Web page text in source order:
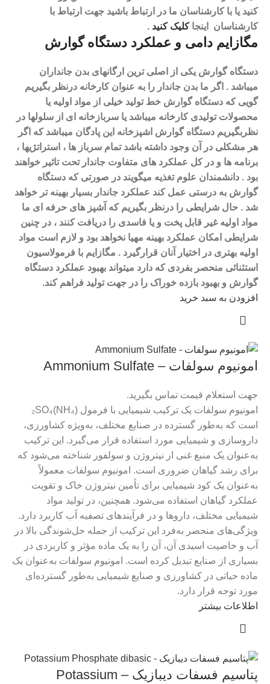
کنید یا با کارشناسان ما در ارتباط باشید جهت ارتباط با
کارشناسان اینجاکلیک کنید .
مگازایم دامی و عملکرد دستگاه گوارش
دستگاه گوارش یکی از اصلی ترین ارگانهای بدن جانداران
میباشد . اگر ما بدن جاندار را به عنوان کارخانه درنظر بگیریم
گویی که دستگاه گوارش خط تولید خیلی از مواد اولیه یا
محصولات تولیدی کارخانه میباشد یا سربازخانه ای از سلولها در
نظربگیریم دستگاه گوارش اشپزخانه این پادگان میباشد که اگر
هر مشکلی در آن وجود داشته باشد تمام سرباز ها ، استراتژیها ،
برنامه ها و در کل عملکرد های متفاوت جاندار تحت تاثیر خواهند
بود . دانشمندان علوم تغذیه میگویند در صورتی که دستگاه
گوارش به درستی عمل کند عملکرد جاندار بسیار بهینه تر خواهد
شد . حال شرایطی را درنظر بگیریم که آشپز های حرفه ای ما
مواد اولیه غیر قابل پخت و یا فاسدی را دریافت کنند ، در چنین
شرایطی امکان عملکرد بهینه مهیا نخواهد بود و لازم است مواد
اولیه بهتری در اختیار آنان قرارگیرد . مگازایم با فرمولاسیون
استثنائی منحصر بفردی که دارد میتواند بهبود عملکرد دستگاه
گوارش و بهبود بازده خوراک را در جهت تولید فراهم کند.
افزودن به سبد خرید
امونیوم سولفات – Ammonium Sulfate
جهت استعلام قیمت تماس بگیرید.
امونیوم سولفات یک ترکیب شیمیایی با فرمول (NH₄)₂SO₄
است که به‌طور گسترده در صنایع مختلف، به‌ویژه کشاورزی،
داروسازی و شیمیایی مورد استفاده قرار می‌گیرد. این ترکیب
به‌عنوان یک منبع غنی از نیتروژن و سولفور شناخته می‌شود که
برای رشد گیاهان ضروری است. امونیوم سولفات معمولاً
به‌عنوان یک کود شیمیایی برای تأمین نیتروژن خاک و تقویت
عملکرد گیاهان استفاده می‌شود. همچنین، در تولید مواد
شیمیایی مختلف، داروها و در فرآیندهای تصفیه آب کاربرد دارد.
ویژگی‌های منحصر به‌فرد این ترکیب از جمله حل‌شوندگی بالا در
آب و خاصیت اسیدی آن، آن را به یک ماده مؤثر و کاربردی در
بسیاری از صنایع تبدیل کرده است. امونیوم سولفات به‌عنوان یک
ماده حیاتی در کشاورزی و صنایع شیمیایی به‌طور گسترده‌ای
مورد توجه قرار دارد.
اطلاعات بیشتر
پتاسیم فسفات دیبازیک – Potassium